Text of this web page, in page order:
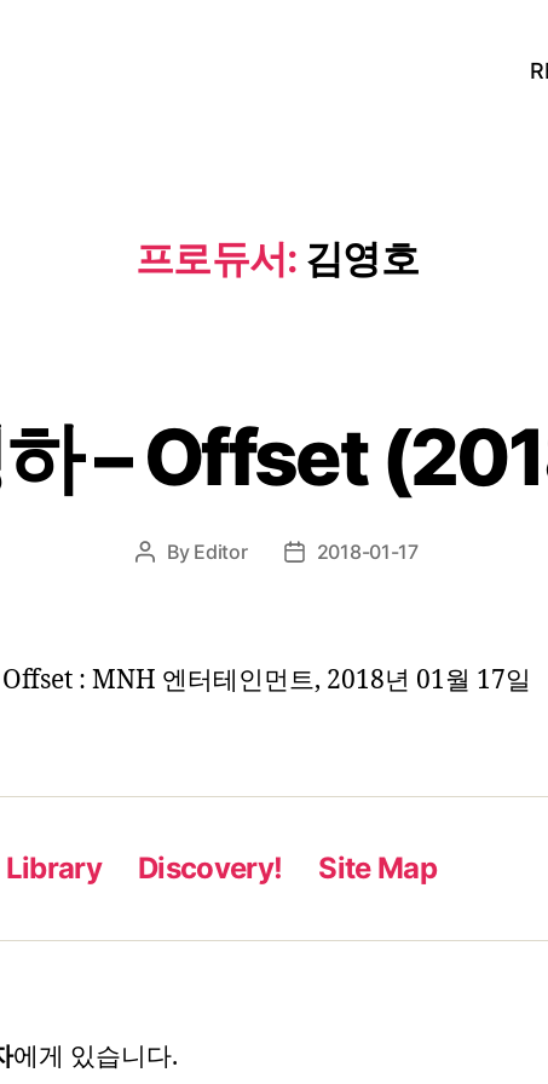
프로듀서: 김영호
– Offset
Post
By Editor
Post2018-01-17
: MNH 엔터테인먼트, 2018년 01월 17일
Library Discovery! Site Map
에게 있습니다.